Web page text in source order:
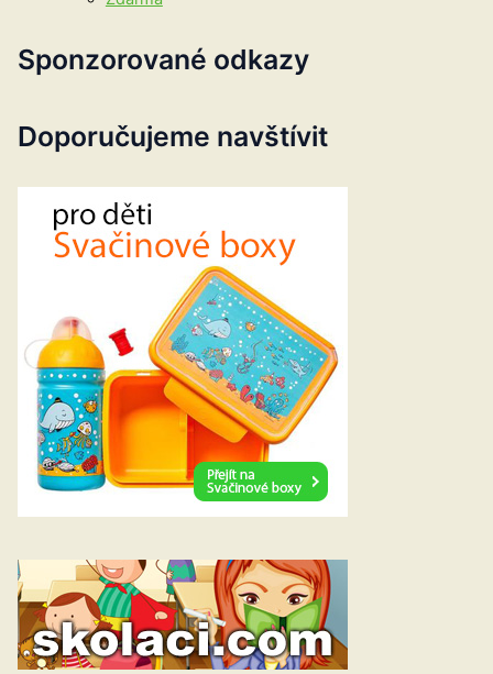
Sponzorované odkazy
Doporučujeme navštívit